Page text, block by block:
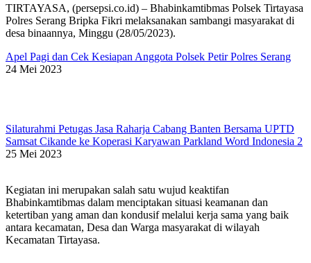
TIRTAYASA, (persepsi.co.id) – Bhabinkamtibmas Polsek Tirtayasa
Polres Serang Bripka Fikri melaksanakan sambangi masyarakat di
desa binaannya, Minggu (28/05/2023).
Apel Pagi dan Cek Kesiapan Anggota Polsek Petir Polres Serang
24 Mei 2023
Silaturahmi Petugas Jasa Raharja Cabang Banten Bersama UPTD
Samsat Cikande ke Koperasi Karyawan Parkland Word Indonesia 2
25 Mei 2023
Kegiatan ini merupakan salah satu wujud keaktifan
Bhabinkamtibmas dalam menciptakan situasi keamanan dan
ketertiban yang aman dan kondusif melalui kerja sama yang baik
antara kecamatan, Desa dan Warga masyarakat di wilayah
Kecamatan Tirtayasa.